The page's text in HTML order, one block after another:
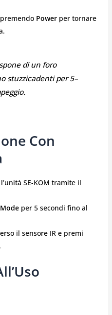
Powerper tornare
di un foro
stuzzicadenti per 5–
Con
SE-KOM tramite il
per 5 secondi fino al
il sensore IR e premi